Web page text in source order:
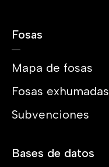
Fosas
Mapa de fosas
Fosas exhumadas
Subvenciones
Bases de datos